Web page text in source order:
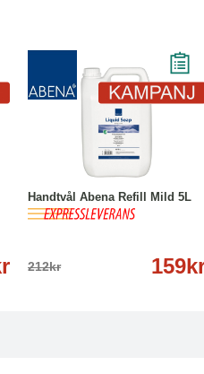
Handtvål Abena Refill Mild 5L
212kr
Köp Läs mer